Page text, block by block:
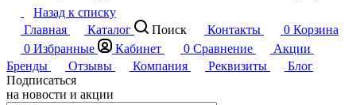
Назад к списку
Главная
Каталог Поиск Контакты 0 Корзина
0 Избранные Кабинет 0 Сравнение
Акции
Бренды
Отзывы Компания Реквизиты
Блог
Подписаться
на новости и акции